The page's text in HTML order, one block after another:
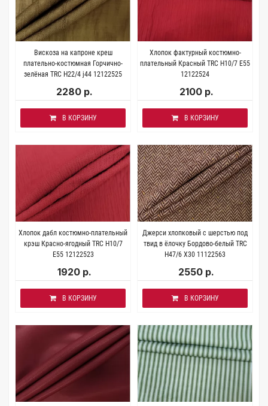
Вискоза на капроне креш
плательно-костюмная Горчично-
зелёная TRC H22/4 j44 12122525
2280 р.
В КОРЗИНУ
Хлопок фактурный костюмно-
плательный Красный TRC H10/7 E55
12122524
2100 р.
В КОРЗИНУ
Хлопок дабл костюмно-плательный
крэш Красно-ягодный TRC H10/7
E55 12122523
1920 р.
В КОРЗИНУ
Джерси хлопковый с шерстью под
твид в ёлочку Бордово-белый TRC
H47/6 X30 11122563
2550 р.
В КОРЗИНУ